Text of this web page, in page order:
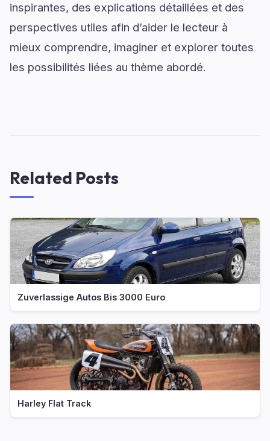
inspirantes, des explications détaillées et des
perspectives utiles afin d’aider le lecteur à
mieux comprendre, imaginer et explorer toutes
les possibilités liées au thème abordé.
Related Posts
Zuverlassige Autos Bis 3000 Euro
Harley Flat Track